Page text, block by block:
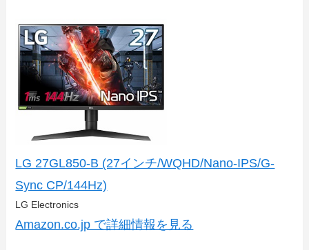
LG 27GL850-B (27インチ/WQHD/Nano-IPS/G-
Sync CP/144Hz)
LG Electronics
Amazon.co.jp で詳細情報を見る